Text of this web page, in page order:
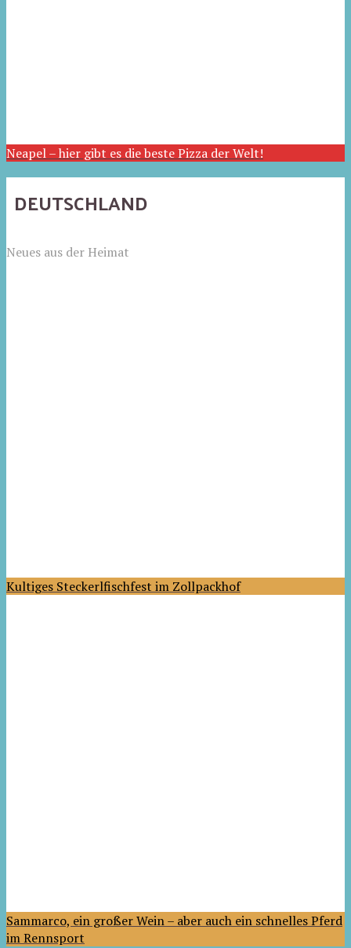
Neapel – hier gibt es die beste Pizza der Welt!
DEUTSCHLAND
Neues aus der Heimat
Kultiges Steckerlfischfest im Zollpackhof
Sammarco, ein großer Wein – aber auch ein schnelles Pferd
im Rennsport